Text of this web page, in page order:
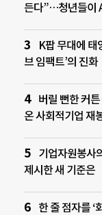
든다”…청년들이
K팝 무대에 태
브 임팩트’의 진화
버릴 뻔한 커
온 사회적기업 재
기업자원봉사
제시한 새 기준은
한 줄 점자를 ‘